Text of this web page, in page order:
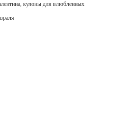
кулоны для влюбленных